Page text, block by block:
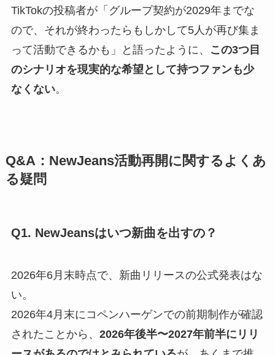
TikTokの投稿者が「グループ契約が2029年までな
ので、それが終わったらもしかして5人が再び集ま
って活動できるかも」と語ったように、
この3つ目
のシナリオを現実的な希望として持つファンも少
なくない。
Q&A：NewJeans活動再開に関するよくあ
る疑問
Q1. NewJeansはいつ新曲を出すの？
2026年6月末時点で、新曲リリースの公式発表はな
い。
2026年4月末にコペンハーゲンでの前期制作が確認
されたことから、 2026年後半〜2027年前半にリリ